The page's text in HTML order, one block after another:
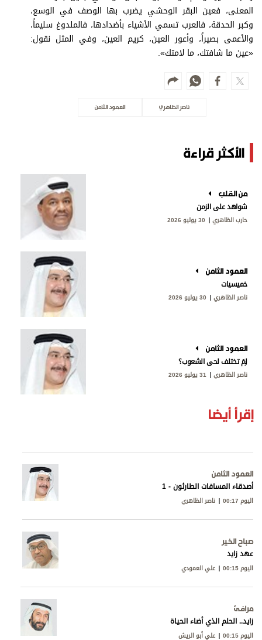
المعنى، فعين البقر الوحشي يضرب بها الوصف في الوسع،
وكبر الحدقة، فالعرب تسمي الأشياء بأضدادها، فالملدوغ سليماً،
والأعمى بصيراً، وأعور العين، كريم العين، وفي المثل نقول:
«عين ما شافتك، ما لامتك».
ناصر الظاهري العمود الثامن
الأكثر قراءة
من القلب
شواهد على الزمن
حارب الظاهري 30 يوليو 2026
العمود الثامن
خميسيات
ناصر الظاهري 30 يوليو 2026
العمود الثامن
لِمَ تختلف لحى الشعوب؟
ناصر الظاهري 31 يوليو 2026
إقرأ أيضا
العمود الثامن
أصدقاء المسافات الطارئون - 1
اليوم 00:17 ناصر الظاهري
صباح الخير
عهد زايد
اليوم 00:15 علي العمودي
مرافئ
زايد.. الحلم الذي أضاء الحياة
اليوم 00:15 علي أبو الريش